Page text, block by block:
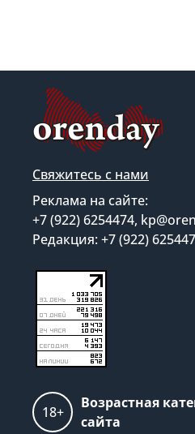
Свяжитесь с нами
Реклама на сайте:
+7 (922) 6254474,
Редакция: +7 (922)
18+
Возрастная
сайта